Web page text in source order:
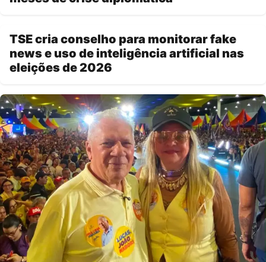
TSE cria conselho para monitorar fake
news e uso de inteligência artificial nas
eleições de 2026